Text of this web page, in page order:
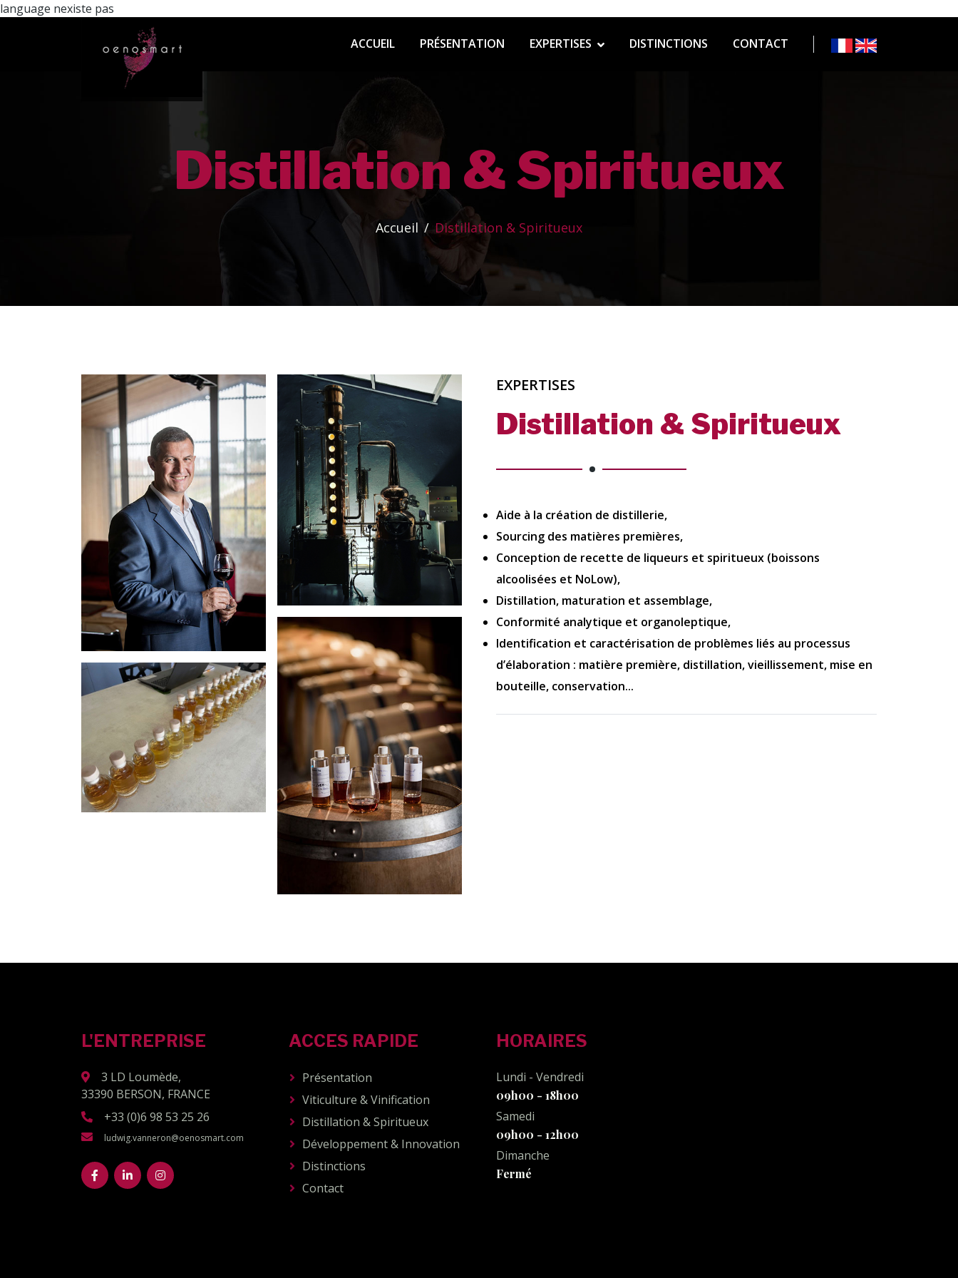
language nexiste pas
ACCUEIL PRÉSENTATION EXPERTISES DISTINCTIONS CONTACT
Distillation & Spiritueux
Accueil Distillation & Spiritueux
EXPERTISES
Distillation & Spiritueux
Aide à la création de distillerie,
Sourcing des matières premières,
Conception de recette de liqueurs et spiritueux (boissons
alcoolisées et NoLow),
Distillation, maturation et assemblage,
Conformité analytique et organoleptique,
Identification et caractérisation de problèmes liés au processus
d’élaboration : matière première, distillation, vieillissement, mise en
bouteille, conservation...
L'ENTREPRISE
3 LD Loumède,
33390 BERSON, FRANCE
+33 (0)6 98 53 25 26
ludwig.vanneron@oenosmart.com
ACCES RAPIDE
Présentation
Viticulture & Vinification
Distillation & Spiritueux
Développement & Innovation
Distinctions
Contact
HORAIRES
Lundi - Vendredi
09h00 - 18h00
Samedi
09h00 - 12h00
Dimanche
Fermé